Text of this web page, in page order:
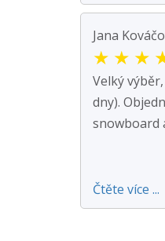
Jana
★ ★ ★
Velký
dny).
snowboard
Čtěte více ...